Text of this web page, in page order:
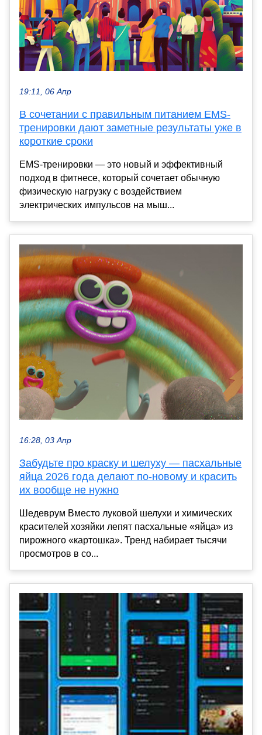
19:11, 06 Апр
В сочетании с правильным питанием EMS-
тренировки дают заметные результаты уже в
короткие сроки
EMS-тренировки — это новый и эффективный
подход в фитнесе, который сочетает обычную
физическую нагрузку с воздействием
электрических импульсов на мыш...
16:28, 03 Апр
Забудьте про краску и шелуху — пасхальные
яйца 2026 года делают по-новому и красить
их вообще не нужно
Шедеврум Вместо луковой шелухи и химических
красителей хозяйки лепят пасхальные «яйца» из
пирожного «картошка». Тренд набирает тысячи
просмотров в со...